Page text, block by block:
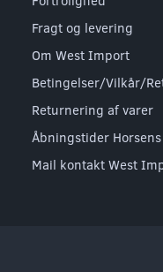
Fragt og levering
Om West Import
Betingelser/Vilkår/
Returnering af varer
Åbningstider Horsens
Mail kontakt West